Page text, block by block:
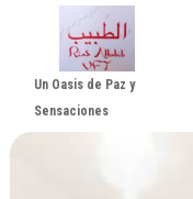
Un Oasis de Paz y
Sensaciones